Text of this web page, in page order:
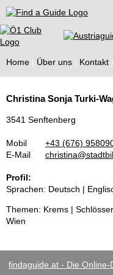
Find a Guide
Home Über uns Kontakt
Guides
Christina Sonja Turki-
3541 Senftenberg
Mobil
+43 (676)
E-Mail
Profil:
Sprachen: Deutsch |
Themen: Krems |
Wien
findaguide.at - Die